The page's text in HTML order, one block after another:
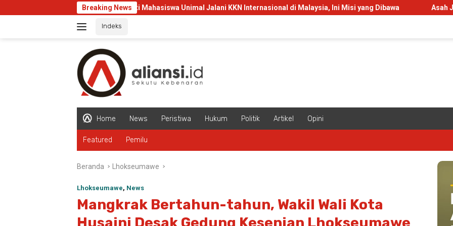
ke
Breaking News
Juliyanti Mahasiswa Unimal Jalani KKN Internasional di Malaysia, Ini Misi yang Dibawa Asah Jiwa
Indeks
Home News Peristiwa Hukum Politik Artikel Opini
Featured Pemilu
Beranda Lhokseumawe
Lhokseumawe, News
Mangkrak Bertahun-tahun, Wakil Wali Kota